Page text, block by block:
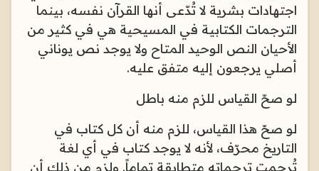
اجتهادات بشرية لا تُدّعى أنها القرآن نفسه، بينما
الترجمات الكتابية في المسيحية هي في كثير من
الأحيان النص الوحيد المتاح ولا يوجد نص يوناني
أصلي يرجعون إليه متفق عليه.
لو صحّ القياس للزم منه باطل
لو صحّ هذا القياس، للزم منه أن كل كتاب في
التاريخ محرّف، لأنه لا يوجد كتاب في أي لغة
تُرجمت ترجماته متطابقة تماماً. ولزم من ذلك أن